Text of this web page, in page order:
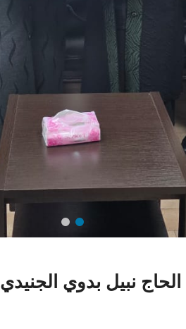
نبيل بدوي الجنيدي